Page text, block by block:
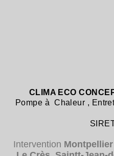
CLIMA ECO
Pompe à Chaleur ,
Intervention Montpellier